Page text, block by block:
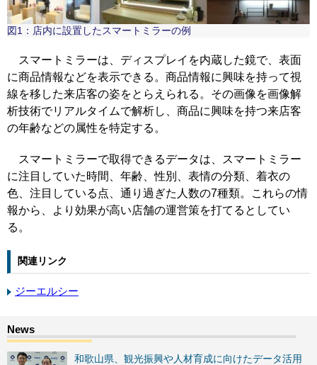
図1：店内に設置したスマートミラーの例
スマートミラーは、ディスプレイを内蔵した鏡で、表面
に商品情報などを表示できる。商品情報に興味を持って視
線を移した来店客の姿をとらえられる。その画像を画像解
析技術でリアルタイムで解析し、商品に興味を持つ来店客
の年齢などの属性を特定する。
スマートミラーで取得できるデータは、スマートミラー
に注目していた時間、年齢、性別、表情の分類、着衣の
色、注目している点、通り過ぎた人数の7種類。これらの情
報から、より効果が高い店舗の運営策を打てるとしてい
る。
関連リンク
ジーエルシー
和歌山県、観光振興や人材育成に向けたデータ活用